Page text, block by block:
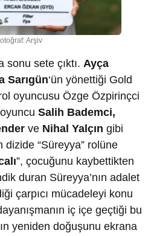
Arşiv
sonu sete çıktı. Ayça
Sarıgün‘ün yönettiği Gold
oyuncusu Özge Özpirinçci
Salih Bademci,
ve Nihal Yalçın gibi
“Süreyya” rolüne
”, çocuğunu kaybettikten
duran Süreyya’nın adalet
çarpıcı mücadeleyi konu
iç içe geçtiği bu
yeniden doğuşunu ekrana